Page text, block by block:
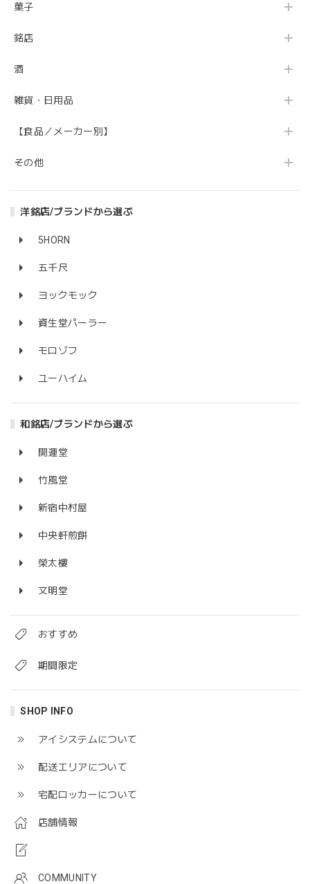
菓子
銘店
酒
雑貨・日用品
【食品／メーカー別】
その他
洋銘店/ブランドから選ぶ
5HORN
五千尺
ヨックモック
資生堂パーラー
モロゾフ
ユーハイム
和銘店/ブランドから選ぶ
開運堂
竹風堂
新宿中村屋
中央軒煎餅
榮太樓
文明堂
おすすめ
期間限定
SHOP INFO
アイシステムについて
配送エリアについて
宅配ロッカーについて
店舗情報
COMMUNITY